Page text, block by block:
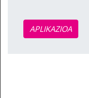
APLIKAZIOA